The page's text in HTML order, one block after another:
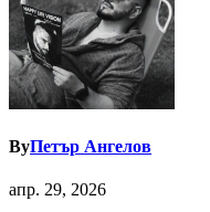
ByПетър Ангелов
апр. 29, 2026